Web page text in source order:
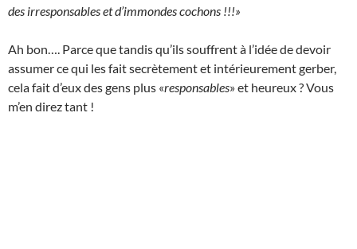
des irresponsables et d’immondes cochons !!!»
Ah bon…. Parce que tandis qu’ils souffrent à l’idée de devoir
assumer ce qui les fait secrètement et intérieurement gerber,
cela fait d’eux des gens plus «responsables» et heureux ? Vous
m’en direz tant !